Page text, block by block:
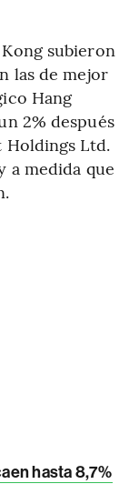
subieron
las de mejor
Hang
2% después
Holdings Ltd.
a medida que
hasta 8,7%